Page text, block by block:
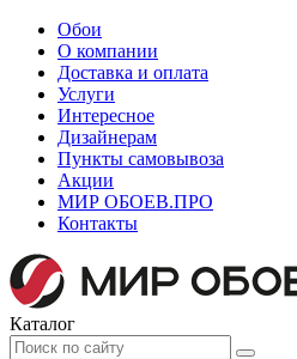
Обои
О компании
Доставка и оплата
Услуги
Интересное
Дизайнерам
Пункты самовывоза
Акции
МИР ОБОЕВ.ПРО
Контакты
Каталог